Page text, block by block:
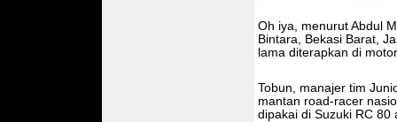
Oh iya, menurut Abdul
Bintara, Bekasi Barat,
lama diterapkan di
Tobun, manajer tim
mantan road-racer
dipakai di Suzuki RC 80